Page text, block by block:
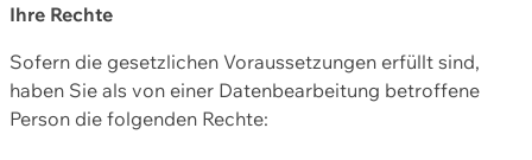
Ihre Rechte
Sofern die gesetzlichen Voraussetzungen erfüllt sind,
haben Sie als von einer Datenbearbeitung betroffene
Person die folgenden Rechte: